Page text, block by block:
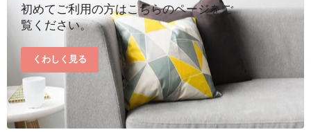
初めてご利用の方はこちらのページをご
覧ください。
くわしく見る